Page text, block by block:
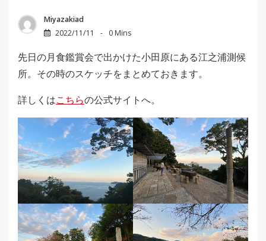
Miyazakiad
2022/11/11
0 Mins
先日の月食鑑賞会で出かけた小田原にある江之浦測候
所。その時のスケッチをまとめておきます。
詳しくはこちらの公式サイトへ。